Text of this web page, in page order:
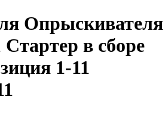
Опрыскивателя
в сборе
1-11